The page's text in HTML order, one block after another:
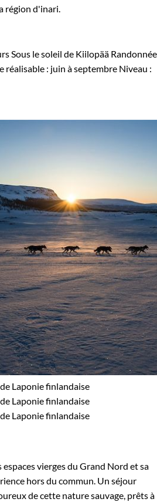
région d'inari.
Sous le soleil de Kiilopää Randonnée
réalisable : juin à septembre Niveau :
vierges du Grand Nord et sa
hors du commun. Un séjour
de cette nature sauvage, prêts à